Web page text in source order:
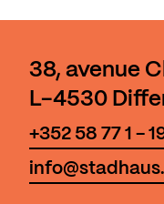
38, avenue
L-4530
+352 58 77 1 -